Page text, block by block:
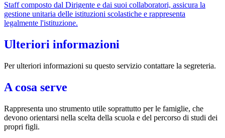
Staff composto dal Dirigente e dai suoi collaboratori, assicura la
gestione unitaria delle istituzioni scolastiche e rappresenta
legalmente l'istituzione.
Ulteriori informazioni
Per ulteriori informazioni su questo servizio contattare la segreteria.
A cosa serve
Rappresenta uno strumento utile soprattutto per le famiglie, che
devono orientarsi nella scelta della scuola e del percorso di studi dei
propri figli.